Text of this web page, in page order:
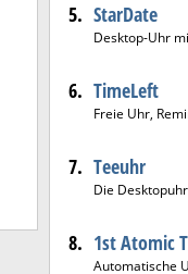
5. StarDate
Desktop-Uhr
6. TimeLeft
Freie Uhr,
7. Teeuhr
Die
8. 1st Atomic
Automatische